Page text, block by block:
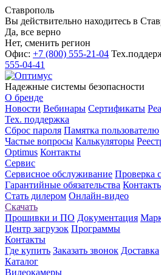
Ставрополь
Вы действительно находитесь в
Да, все верно
Нет, сменить регион
Офис: +7 (800) 555-21-04
555-04-41
Надежные системы безопасности
О бренде
Новости Вебинары Сертификаты
Тех. поддержка
Сброс пароля Памятка пользователю
Частые вопросы Калькуляторы
Optimus Контакты
Сервис
Сервисное обслуживание Проверка
Гарантийные обязательства
Стать дилером Онлайн-видео
Скачать
Прошивки и ПО Документация
Центр загрузок Программы
Контакты
Где купить Заказать звонок Доставка
Каталог
Видеокамеры